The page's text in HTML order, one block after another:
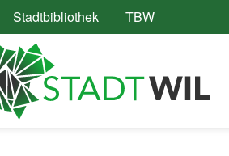
Stadtbibliothek(External Link)
TBW(External Link)